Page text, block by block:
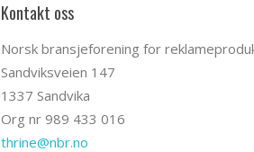
Kontakt oss
Norsk bransjeforening for
Sandviksveien 147
1337 Sandvika
Org nr 989 433 016
thrine@nbr.no